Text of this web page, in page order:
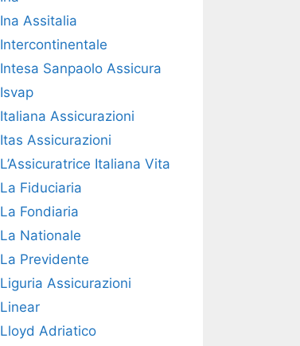
Ina Assitalia
Intercontinentale
Intesa Sanpaolo Assicura
Isvap
Italiana Assicurazioni
Itas Assicurazioni
L’Assicuratrice Italiana Vita
La Fiduciaria
La Fondiaria
La Nationale
La Previdente
Liguria Assicurazioni
Linear
Lloyd Adriatico